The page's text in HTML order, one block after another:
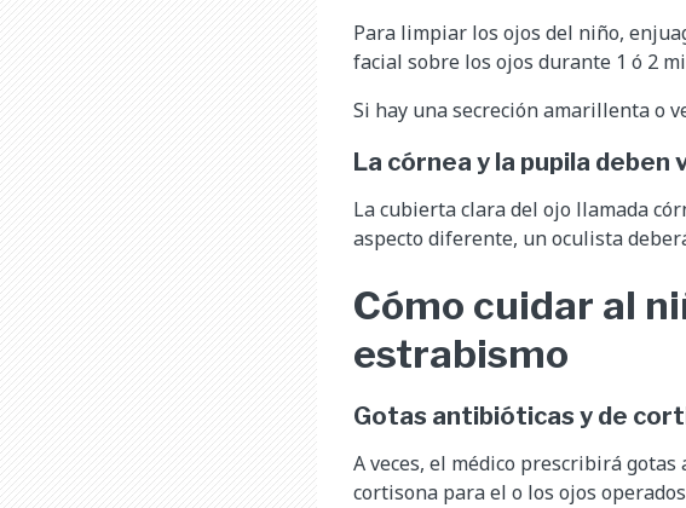
Para limpiar los ojos del niño,
facial sobre los ojos durante 1 ó 2
Si hay una secreción amarillenta o
La córnea y la pupila deben
La cubierta clara del ojo llamada
aspecto diferente, un oculista
Cómo cuidar al
estrabismo
Gotas antibióticas y de
A veces, el médico prescribirá
cortisona para el o los ojos